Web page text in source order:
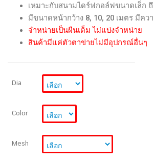
เหมาะกับสนามไดร์ฟกอล์ฟขนาดเล็ก
มีขนาดหน้ากว้าง 8, 10, 20 เมตร มีคว
จำหน่ายเป็นผืนเต็ม ไม่แบ่งจำหน่าย
สินค้ามีแค่ตัวตาข่ายไม่มีอุปกรณ์อื่นๆ
Dia
Color
Mesh